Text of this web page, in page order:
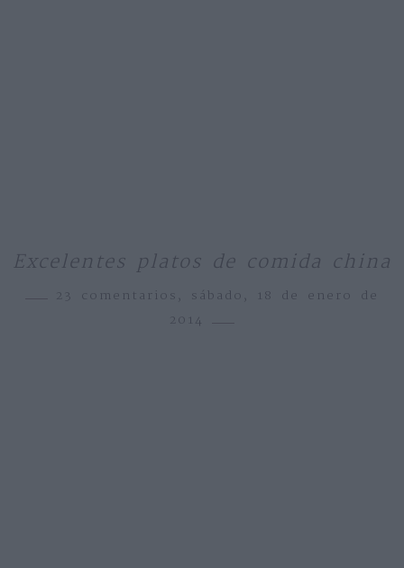
Excelentes platos de comida china
23 comentarios, sábado, 18 de enero de
2014